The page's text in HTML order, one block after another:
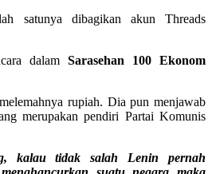
satunya dibagikan akun Threads
dalam Sarasehan 100 Ekonom
rupiah. Dia pun menjawab
merupakan pendiri Partai Komunis
kalau tidak salah Lenin pernah